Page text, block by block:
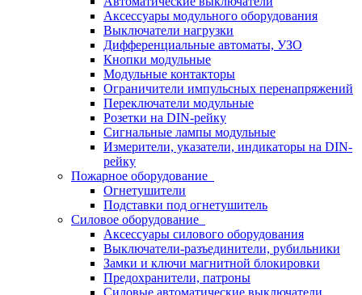
Аксессуары модульного оборудования
Выключатели нагрузки
Дифференциальные автоматы, УЗО
Кнопки модульные
Модульные контакторы
Ограничители импульсных перенапряжений
Переключатели модульные
Розетки на DIN-рейку
Сигнальные лампы модульные
Измерители, указатели, индикаторы на DIN-
рейку
Пожарное оборудование
Огнетушители
Подставки под огнетушитель
Силовое оборудование
Аксессуары силового оборудования
Выключатели-разъединители, рубильники
Замки и ключи магнитной блокировки
Предохранители, патроны
Силовые автоматические выключатели